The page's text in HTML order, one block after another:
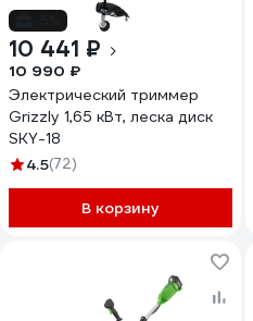
10 441 ₽
10 990 ₽
Электрический триммер
Grizzly 1,65 кВт, леска диск
SKY-18
4.5(72)
В корзину